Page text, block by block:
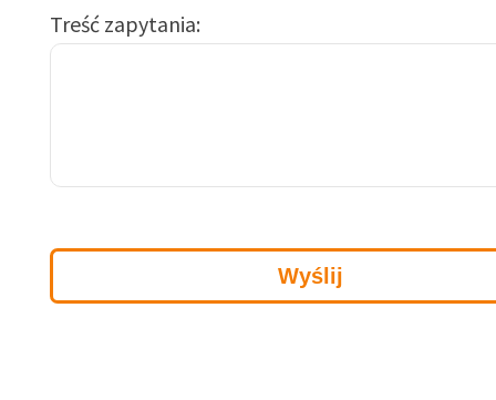
Treść zapytania